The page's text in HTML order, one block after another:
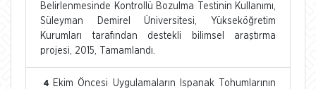
Belirlenmesinde Kontrollü Bozulma Testinin Kullanımı,
Süleyman Demirel Üniversitesi, Yükseköğretim
Kurumları tarafından destekli bilimsel araştırma
projesi, 2015, Tamamlandı.
4
Ekim Öncesi Uygulamaların Ispanak Tohumlarının